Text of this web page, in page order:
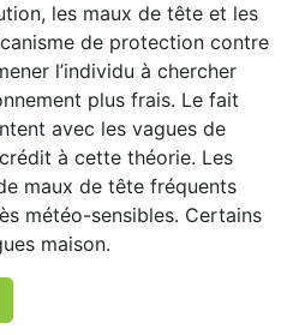
les maux de tête et les
de protection contre
l’individu à chercher
plus frais. Le fait
avec les vagues de
à cette théorie. Les
maux de tête fréquents
météo-sensibles. Certains
maison.